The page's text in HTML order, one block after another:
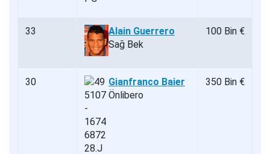
33
Alain Guerrero
Sağ Bek
100 Bin €
30
Gianfranco Baier
Önlibero
350 Bin €